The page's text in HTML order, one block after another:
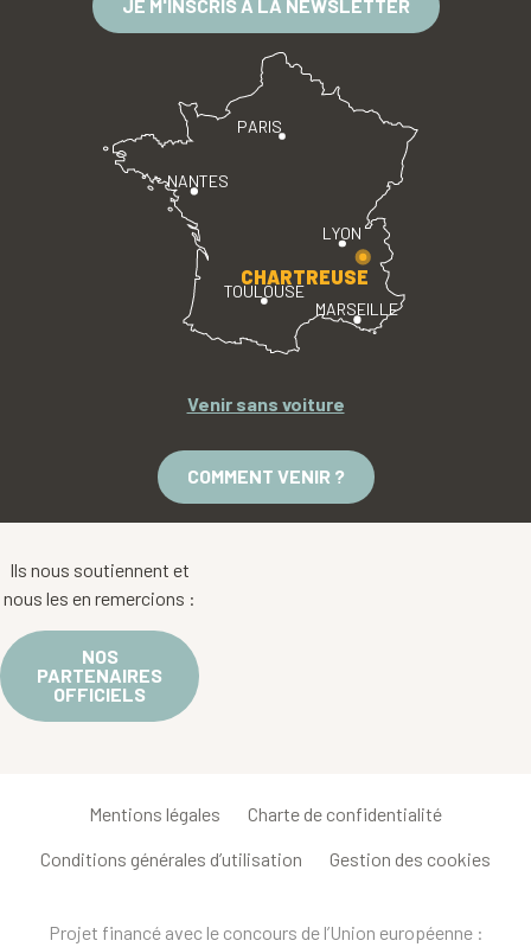
JE M'INSCRIS À LA NEWSLETTER
PARIS
LYON
TOULOUSE
MARSEILLE
NANTES
CHARTREUSE
Venir sans voiture
COMMENT VENIR ?
Ils nous soutiennent et
nous les en remercions :
NOS
PARTENAIRES
OFFICIELS
Mentions légales Charte de confidentialité
Conditions générales d’utilisation Gestion des cookies
Projet financé avec le concours de l’Union européenne :